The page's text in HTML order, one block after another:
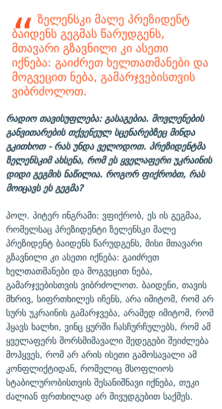
ზელენსკი მალე პრეზიდენტ
ბაიდენს გეგმას წარუდგენს,
მთავარი გზავნილი კი ასეთი
იქნება: გაიძრეთ ხელთათმანები და
მოგვეცით ნება, გამარჯვებისთვის
ვიბრძოლოთ.
რადიო თავისუფლება: გასაგებია. მოვლენების
განვითარების თქვენეულ სცენარებზეც მინდა
გკითხოთ - რას უნდა ველოდოთ. პრეზიდენტმა
ზელენსკიმ ახსენა, რომ ეს ყველაფერი უკრაინის
დიდი გეგმის ნაწილია. როგორ ფიქრობთ, რას
მოიცავს ეს გეგმა?
პოლ. პიტერ ინგრამი: ვფიქრობ, ეს ის გეგმაა,
რომელსაც პრეზიდენტი ზელენსკი მალე
პრეზიდენტ ბაიდენს წარუდგენს, მისი მთავარი
გზავნილი კი ასეთი იქნება: გაიძრეთ
ხელთათმანები და მოგვეცით ნება,
გამარჯვებისთვის ვიბრძოლოთ. ბაიდენი, თავის
მხრივ, სიფრთხილეს იჩენს, არა იმიტომ, რომ არ
სურს უკრაინის გამარჯვება, არამედ იმიტომ, რომ
ჰყავს ხალხი, ვინც ყურში ჩასჩურჩულებს, რომ ამ
ყველაფერს შორსმიმავალი შედეგები შეიძლება
მოჰყვეს, რომ არ არის ისეთი გამოსავალი ამ
კონფლიქტიდან, რომელიც მსოფლიოს
სტაბილურობისთვის შესანიშნავი იქნება, თუკი
ძალიან ფრთხილად არ მივუდგებით საქმეს.